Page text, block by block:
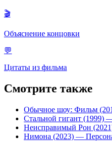
🎬
Объяснение концовки
💬
Цитаты из фильма
Смотрите также
Обычное шоу: Фильм
Стальной гигант (1999) —
Неисправимый Рон
Нимона (2023) —